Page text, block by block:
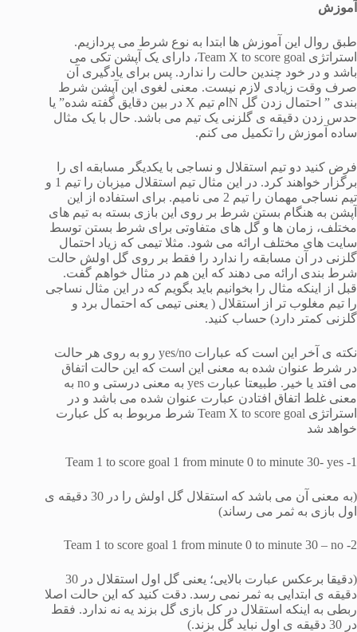
آموزش
طبق روال این آموزش ها ابتدا به نوع شرط می پردازیم.
استراتژی Team X to score goal، دارای یک آپشن تکی می
باشد و در خود چندین حالت را ندارد. پس برای یادگیری آن
صرف وقت زیادی لازم نیست. معنی لغوی این آپشن شرط
بندی ” احتمال زدن گل Nام تیم X در بین دقایق گفته شده” یا
حدس زدن دقیقه ی گلزنی یک تیم می باشد. حال با یک مثال
ساده آموزش را تکمیل می کنم.
فرض کنید دو تیم استقلال و نساجی با یکدیگر مسابقه ای را
برگزار خواهند کرد. در این مثال تیم استقلال میزبان را تیم 1 و
تیم نساجی مهمان را تیم 2 می نامیم. برای استفاده از این
آپشن به هنگام بستن شرط بر روی این بازی بسته به تیم های
مختلف، زمان ها و گل های متفاوتی برای شرط بستن توسط
سایت های مختلف ارائه می شود. مثلا تیمی که زیاد احتمال
گلزنی در آن مسابقه را ندارد را فقط بر روی گل اولش حالت
شرط بندی ارائه می دهند که این هم در مثال خواهم گفت.
قبل از اینکه مثال را بخوانیم باید بگویم که در این مثال نساجی
را تیم مغلوب تر از استقلال ( یعنی تیمی که احتمال برد و
گلزنی کمتر دارد) حساب کنید.
نکته ی آخر این است که عبارات yes/no رو به روی هر حالت
در شرط عنوان شده به معنی این است که این حالت اتفاق
می افتد یا خیر. طبیعتا عبارت yes به معنی درستی و no به
معنی غلط اتفاق افتادن عبارت عنوان شده می باشد و در
استراتژی Team X to score goal شرط مربوط به کل عبارت
خواهد شد
1- Team 1 to score goal 1 from minute 0 to minute 30- yes
(به معنی آن می باشد که استقلال گل اولش را در 30 دقیقه ی
اول بازی به ثمر می رساند)
2- Team 1 to score goal 1 from minute 0 to minute 30 – no
(دقیقا برعکس عبارت بالایی؛ یعنی گل اول استقلال در 30
دقیقه ی ابتدایی به ثمر نمی رسد. دقت کنید که این حالت اصلا
ربطی به اینکه استقلال در کل بازی گل بزند یه نه ندارد. فقط
در 30 دقیقه ی اول نباید گل بزند.)